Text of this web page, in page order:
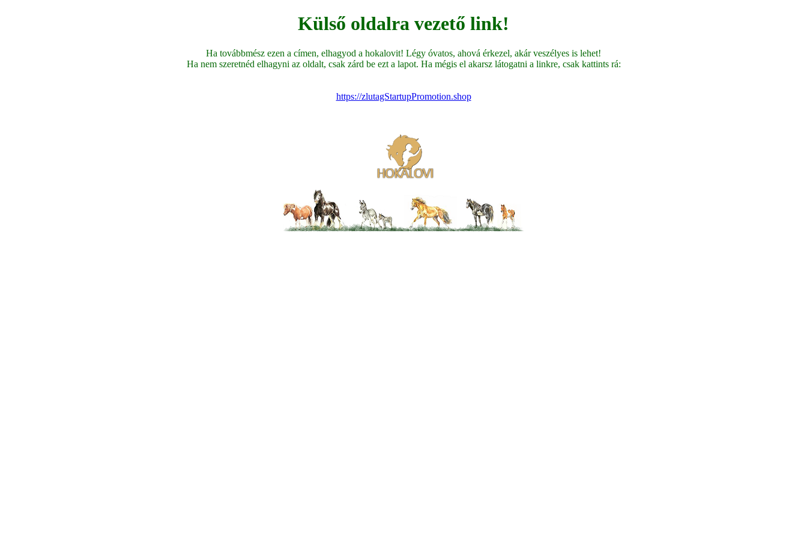
Külső oldalra vezető link!
Ha továbbmész ezen a címen, elhagyod a hokalovit! Légy óvatos, ahová érkezel, akár veszélyes is lehet!
Ha nem szeretnéd elhagyni az oldalt, csak zárd be ezt a lapot. Ha mégis el akarsz látogatni a linkre, csak kattints rá:
https://zlutagStartupPromotion.shop